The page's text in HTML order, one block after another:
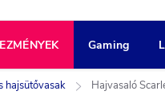
Gaming
hajsütővasak Hajvasaló